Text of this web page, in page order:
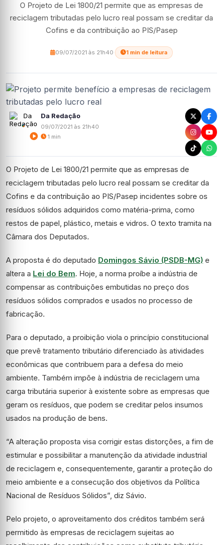
O Projeto de Lei 1800/21 permite que as empresas de
reciclagem tributadas pelo lucro real possam se creditar da
Cofins e da contribuição ao PIS/Pasep
09/07/2021 às 21h40 1 min de leitura
Da Redação
09/07/2021 às 21h40
1 min
O Projeto de Lei 1800/21 permite que as empresas de
reciclagem tributadas pelo lucro real possam se creditar da
Cofins e da contribuição ao PIS/Pasep incidentes sobre os
resíduos sólidos adquiridos como matéria-prima, como
restos de papel, plástico, metais e vidros. O texto tramita na
Câmara dos Deputados.
A proposta é do deputado Domingos Sávio (PSDB-MG) e
altera a Lei do Bem. Hoje, a norma proíbe a indústria de
compensar as contribuições embutidas no preço dos
resíduos sólidos comprados e usados no processo de
fabricação.
Para o deputado, a proibição viola o princípio constitucional
que prevê tratamento tributário diferenciado às atividades
econômicas que contribuem para a defesa do meio
ambiente. Também impõe à indústria de reciclagem uma
carga tributária superior à existente sobre as empresas que
geram os resíduos, que podem se creditar pelos insumos
usados na produção de bens.
“A alteração proposta visa corrigir estas distorções, a fim de
estimular e possibilitar a manutenção da atividade industrial
de reciclagem e, consequentemente, garantir a proteção do
meio ambiente e a consecução dos objetivos da Política
Nacional de Resíduos Sólidos”, diz Sávio.
Pelo projeto, o aproveitamento dos créditos também será
permitido às empresas de reciclagem sujeitas ao